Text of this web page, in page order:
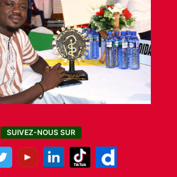
SUIVEZ-NOUS SUR